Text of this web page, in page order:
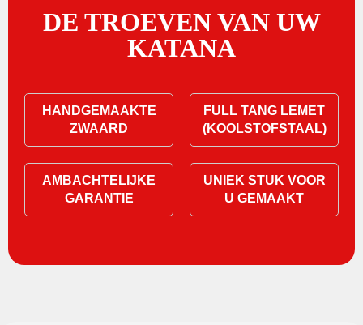
DE TROEVEN VAN UW
KATANA
HANDGEMAAKTE
ZWAARD
FULL TANG LEMET
(KOOLSTOFSTAAL)
AMBACHTELIJKE
GARANTIE
UNIEK STUK VOOR
U GEMAAKT